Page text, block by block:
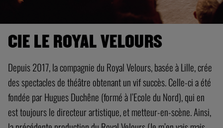
CIE LE ROYAL VELOURS
Depuis 2017, la compagnie du Royal Velours, basée à Lille, crée
des spectacles de théâtre obtenant un vif succès. Celle-ci a été
fondée par Hugues Duchêne (formé à l’Ecole du Nord), qui en
est toujours le directeur artistique, et metteur-en-scène. Ainsi,